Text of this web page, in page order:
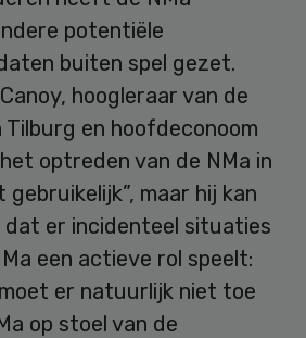
potentiële
buiten spel gezet.
hoogleraar van de
en hoofdeconoom
het optreden van de NMa in
gebruikelijk”, maar hij kan
dat er incidenteel situaties
een actieve rol speelt:
er natuurlijk niet toe
op stoel van de